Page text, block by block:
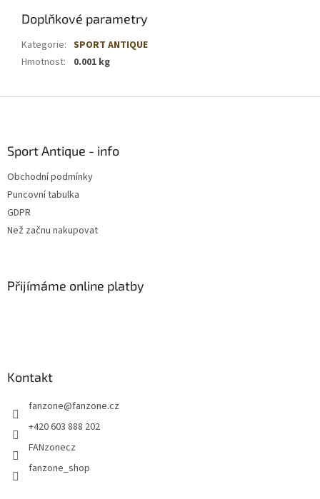
Doplňkové parametry
Kategorie: SPORT ANTIQUE
Hmotnost: 0.001 kg
Sport Antique - info
Obchodní podmínky
Puncovní tabulka
GDPR
Než začnu nakupovat
Přijímáme online platby
Kontakt
fanzone@fanzone.cz
+420 603 888 202
FANzonecz
fanzone_shop